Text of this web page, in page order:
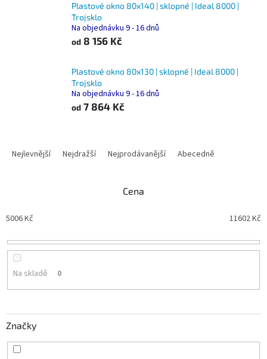
Plastové okno 80x140 | sklopné | Ideal 8000 |
Trojsklo
Na objednávku 9 - 16 dnů
od 8 156 Kč
Plastové okno 80x130 | sklopné | Ideal 8000 |
Trojsklo
Na objednávku 9 - 16 dnů
od 7 864 Kč
p
o
ů
Nejlevnější Nejdražší Nejprodávanější Abecedně
Cena
5006Kč 11602Kč
Na skladě 0
Značky